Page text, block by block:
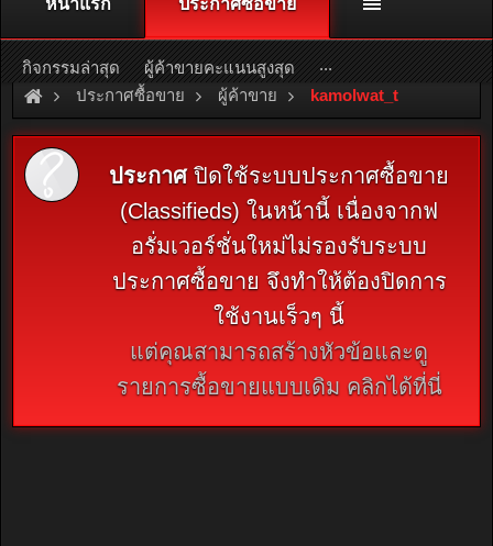
ติดต่อลงโฆษณา racingweb@gmail.com
หรือโทร. 081-811-1138
หรืออ่านรายละเอียดเพิ่มเติม คลิกที่นี่
ประกาศซื้อขาย ผู้ค้าขาย kamolwat_t
ประกาศปิดใช้ระบบประกาศซื้อขาย
(Classifieds) ในหน้านี้ เนื่องจากฟ
อรั่มเวอร์ชั่นใหม่ไม่รองรับระบบ
ประกาศซื้อขาย จึงทำให้ต้องปิดการ
ใช้งานเร็วๆ นี้
แต่คุณสามารถสร้างหัวข้อและดู
รายการซื้อขายแบบเดิม คลิกได้ที่นี่
หน้าแรก ประกาศซื้อขาย
กิจกรรมล่าสุด ผู้ค้าขายคะแนนสูงสุด ...